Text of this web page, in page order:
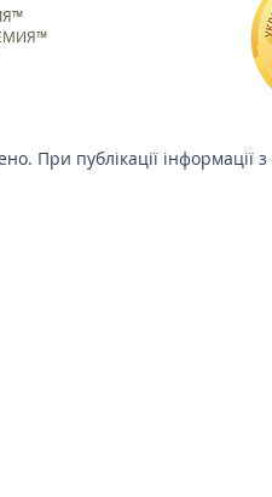
При публікації інформації